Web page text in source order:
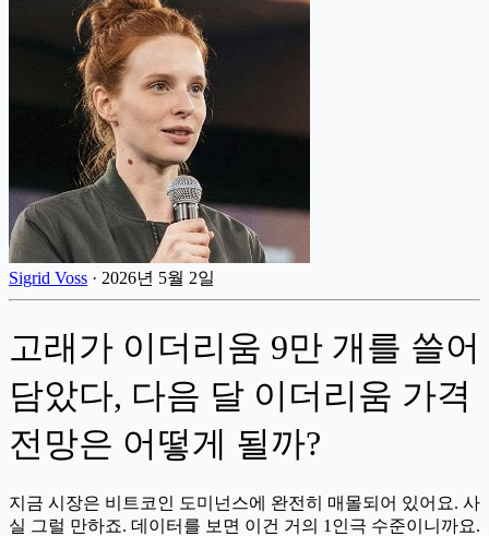
Sigrid Voss · 2026년 5월 2일
고래가 이더리움 9만 개를 쓸어
담았다, 다음 달 이더리움 가격
전망은 어떻게 될까?
지금 시장은 비트코인 도미넌스에 완전히 매몰되어 있어요. 사
실 그럴 만하죠. 데이터를 보면 이건 거의 1인극 수준이니까요.